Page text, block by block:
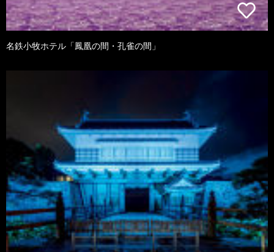
名鉄小牧ホテル「鳳凰の間・孔雀の間」